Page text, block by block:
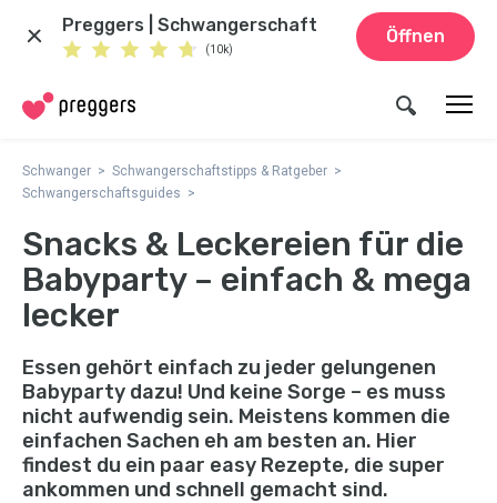
Preggers | Schwangerschaft
(10k)
Öffnen
Schwanger
Schwangerschaftstipps & Ratgeber
Schwangerschaftsguides
Snacks & Leckereien für die
Babyparty – einfach & mega
lecker
Essen gehört einfach zu jeder gelungenen
Babyparty dazu! Und keine Sorge – es muss
nicht aufwendig sein. Meistens kommen die
einfachen Sachen eh am besten an. Hier
findest du ein paar easy Rezepte, die super
ankommen und schnell gemacht sind.